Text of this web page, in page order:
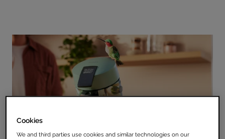
Cookies
We and third parties use cookies and similar technologies on our